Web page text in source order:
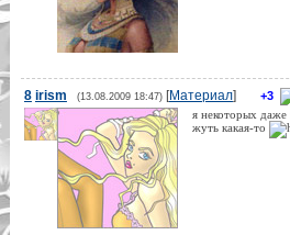
+3
8 irism (13.08.2009 18:47)[Материал]
я некоторых даже
жуть какая-то